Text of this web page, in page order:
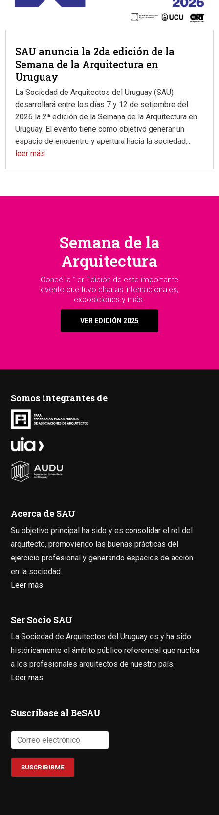
SAU anuncia la 2da edición de la
Semana de la Arquitectura en
Uruguay
La Sociedad de Arquitectos del Uruguay (SAU)
desarrollará entre los días 7 y 12 de setiembre del
2026 la 2ª edición de la Semana de la Arquitectura en
Uruguay. El evento tiene como objetivo generar un
espacio de encuentro y apertura hacia la sociedad,...
leer más
Semana de la
Arquitectura
Concé la 1er Edición de este importante
evento que tuvo charlas internacionales,
exposiciones y más.
VER EDICIÓN 2025
Somos integrantes de
Acerca de SAU
Su objetivo principal ha sido y es consolidar el rol del
arquitecto, promoviendo las buenas prácticas del
ejercicio profesional y generando espacios de acción
en la sociedad.
Leer más
Ser Socio SAU
La Sociedad de Arquitectos del Uruguay es y ha sido
históricamente el ámbito público referencial que nuclea
a los profesionales arquitectos de nuestro país.
Leer más
Suscríbase al BeSAU